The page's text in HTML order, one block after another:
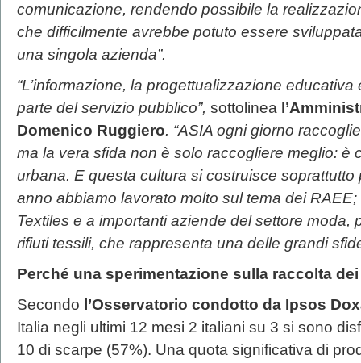
comunicazione, rendendo possibile la
che difficilmente avrebbe potuto essere
una singola azienda”.
“L’informazione, la progettualizzazione
parte del servizio pubblico”, sottolinea
Domenico Ruggiero. “ASIA ogni giorno
ma la vera sfida non è solo raccogliere meglio: è
urbana. E questa cultura si costruisce
anno abbiamo lavorato molto sul tema dei
Textiles e a importanti aziende del settore moda,
rifiuti tessili, che rappresenta una delle grandi
Perché una sperimentazione sulla raccolta
Secondo l’Osservatorio condotto da Ipsos
Italia negli ultimi 12 mesi 2 italiani su 3 si sono
10 di scarpe (57%). Una quota significativa di